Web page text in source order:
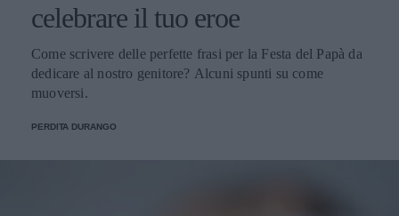
celebrare il tuo eroe
Come scrivere delle perfette frasi per la Festa del Papà da
dedicare al nostro genitore? Alcuni spunti su come
muoversi.
PERDITA DURANGO